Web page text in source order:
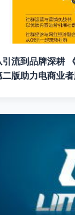
引流到品牌深耕
二版助力电商业